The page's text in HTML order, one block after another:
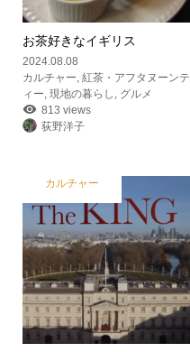
お茶好きなイギリス
2024.08.08
カルチャー 紅茶・アフタヌーンテ
ィー 現地の暮らし
グルメ
813 views
荻野洋子
カルチャー